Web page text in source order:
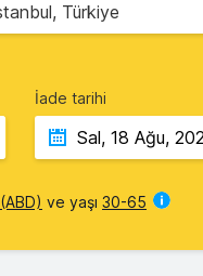
Türkiye
İade tarihi
ve yaşı 30-65